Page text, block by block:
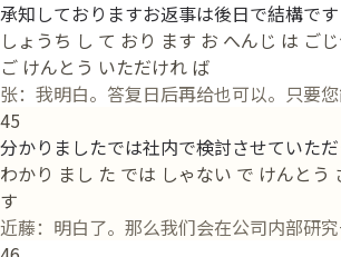
承知しておりますお返事は後日で結構で
しょうち し て おり ます お へんじ は ご
ご けんとう いただけれ ば
张：我明白。答复日后再给也可以。只要
45
分かりましたでは社内で検討させていた
わかり まし た では しゃない で けんとう
す
近藤：明白了。那么我们会在公司内部研究